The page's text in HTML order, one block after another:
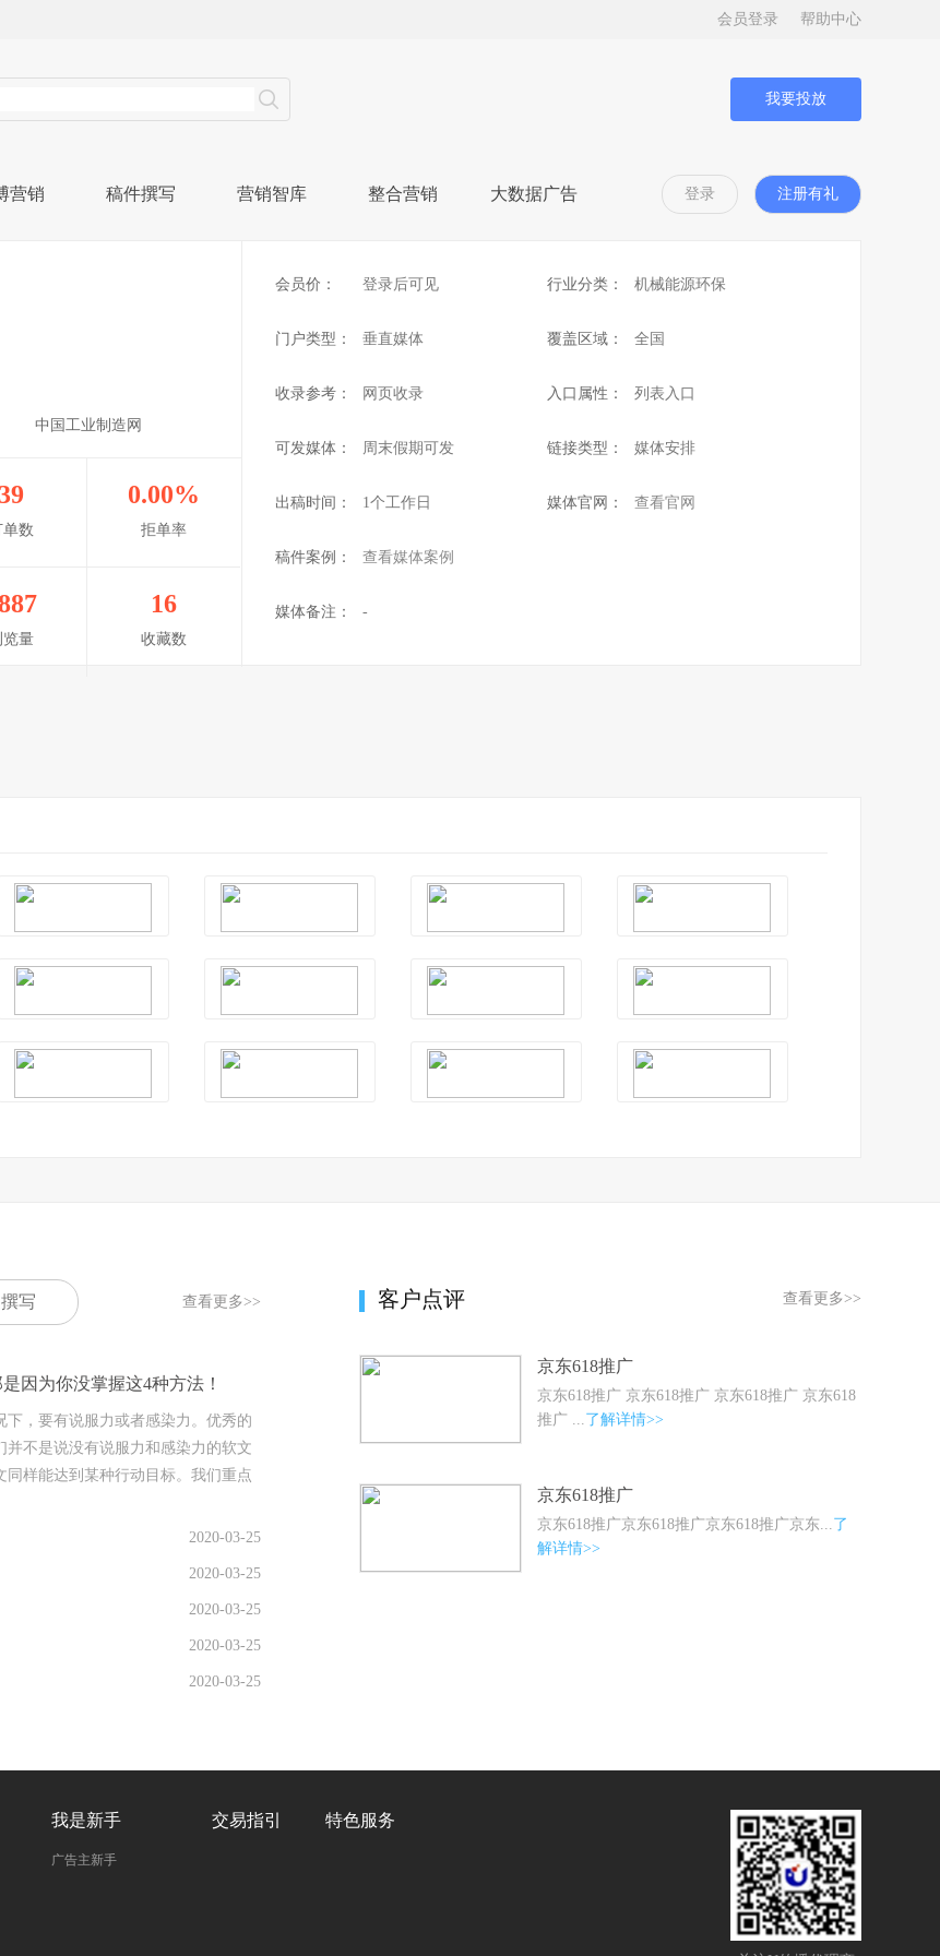
会员登录 帮助中心
我要投放
营销 稿件撰写 营销智库 整合营销 大数据广告 登录 注册有礼
中国工业制造网
39
单数
0.00%
拒单率
览量
16
收藏数
会员价： 登录后可见 行业分类： 机械能源环保
门户类型： 垂直媒体 覆盖区域： 全国
收录参考： 网页收录 入口属性： 列表入口
可发媒体： 周末假期可发 链接类型： 媒体安排
出稿时间： 1个工作日 媒体官网： 查看官网
稿件案例： 查看媒体案例
媒体备注： -
写 查看更多>>
因为你没掌握这4种方法！
，要有说服力或者感染力。优秀的
不是说没有说服力和感染力的软文
样能达到某种行动目标。我们重点
2020-03-25
2020-03-25
2020-03-25
2020-03-25
2020-03-25
客户点评 查看更多>>
京东618推广
京东618推广 京东618推广 京东618推广 京东618
推广 ...了解详情>>
京东618推广
京东618推广京东618推广京东618推广京东...了
解详情>>
我是新手
广告主新手
交易指引 特色服务